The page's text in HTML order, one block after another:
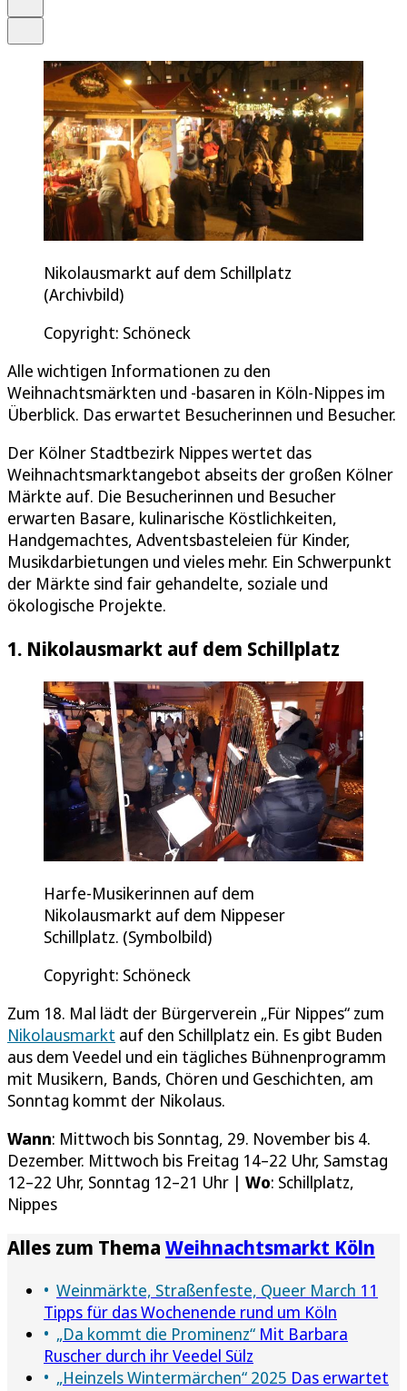
Nikolausmarkt auf dem Schillplatz
(Archivbild)
Copyright: Schöneck
Alle wichtigen Informationen zu den
Weihnachtsmärkten und -basaren in Köln-Nippes im
Überblick. Das erwartet Besucherinnen und Besucher.
Der Kölner Stadtbezirk Nippes wertet das
Weihnachtsmarktangebot abseits der großen Kölner
Märkte auf. Die Besucherinnen und Besucher
erwarten Basare, kulinarische Köstlichkeiten,
Handgemachtes, Adventsbasteleien für Kinder,
Musikdarbietungen und vieles mehr. Ein Schwerpunkt
der Märkte sind fair gehandelte, soziale und
ökologische Projekte.
1. Nikolausmarkt auf dem Schillplatz
Harfe-Musikerinnen auf dem
Nikolausmarkt auf dem Nippeser
Schillplatz. (Symbolbild)
Copyright: Schöneck
Zum 18. Mal lädt der Bürgerverein „Für Nippes“ zum
Nikolausmarkt auf den Schillplatz ein. Es gibt Buden
aus dem Veedel und ein tägliches Bühnenprogramm
mit Musikern, Bands, Chören und Geschichten, am
Sonntag kommt der Nikolaus.
Wann: Mittwoch bis Sonntag, 29. November bis 4.
Dezember. Mittwoch bis Freitag 14–22 Uhr, Samstag
12–22 Uhr, Sonntag 12–21 Uhr | Wo: Schillplatz,
Nippes
Alles zum Thema Weihnachtsmarkt Köln
Weinmärkte, Straßenfeste, Queer March 11
Tipps für das Wochenende rund um Köln
„Da kommt die Prominenz“ Mit Barbara
Ruscher durch ihr Veedel Sülz
„Heinzels Wintermärchen“ 2025 Das erwartet